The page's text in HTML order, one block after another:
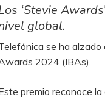
‘Stevie
global.
se ha alzado
2024 (IBAs).
premio reconoce